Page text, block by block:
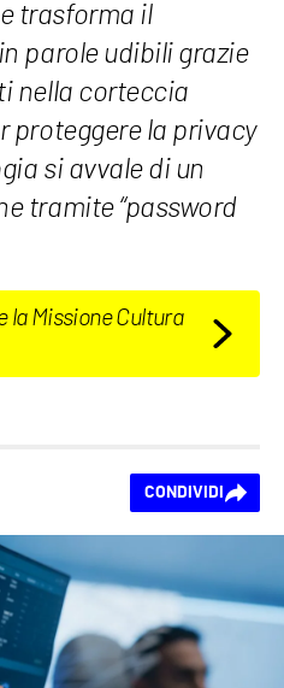
trasforma il
parole udibili grazie
nella corteccia
proteggere la privacy
si avvale di un
tramite “password
la Missione Cultura
CONDIVIDI